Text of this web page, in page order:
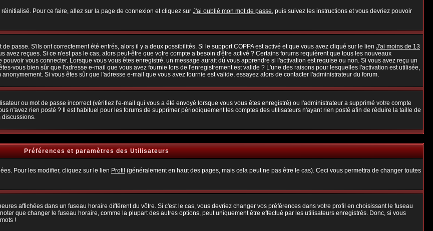
Pour ce faire, allez sur la page de connexion et cliquez surJ'ai oublié mon mot de passe, puis suivez les instructions et vous devriez pouvoir
passe. S'ils ont correctement été entrés, alors il y a deux possibilités. Si le support COPPA est activé et que vous avez cliqué sur le lienJ'ai moins de 13
reçues. Si ce n'est pas le cas, alors peut-être que votre compte a besoin d'être activé ? Certains forums requièrent que tous les nouveaux
vous connecter. Lorsque vous vous êtes enregistré, un message aurait dû vous apprendre si l'activation est requise ou non. Si vous avez reçu un
vous bien sûr que l'adresse e-mail que vous avez fournie lors de l'enregistrement est valide ? L'une des raisons pour lesquelles l'activation est utilisée,
Si vous êtes sûr que l'adresse e-mail que vous avez fournie est valide, essayez alors de contacter l'administrateur du forum.
ou mot de passe incorrect (vérifiez l'e-mail qui vous a été envoyé lorsque vous vous êtes enregistré) ou l'administrateur a supprimé votre compte
n'avez rien posté ? Il est habituel pour les forums de supprimer périodiquement les comptes des utilisateurs n'ayant rien posté afin de réduire la taille de
discussions.
Préférences et paramètres des Utilisateurs
Pour les modifier, cliquez sur le lienProfil(généralement en haut des pages, mais cela peut ne pas être le cas). Ceci vous permettra de changer toutes
affichées dans un fuseau horaire différent du vôtre. Si c'est le cas, vous devriez changer vos préférences dans votre profil en choisissant le fuseau
que changer le fuseau horaire, comme la plupart des autres options, peut uniquement être effectué par les utilisateurs enregistrés. Donc, si vous
!